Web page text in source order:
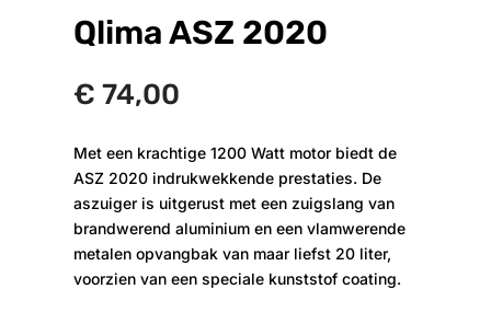
Qlima ASZ 2020
€ 74,00
Met een krachtige 1200 Watt motor biedt de
ASZ 2020 indrukwekkende prestaties. De
aszuiger is uitgerust met een zuigslang van
brandwerend aluminium en een vlamwerende
metalen opvangbak van maar liefst 20 liter,
voorzien van een speciale kunststof coating.